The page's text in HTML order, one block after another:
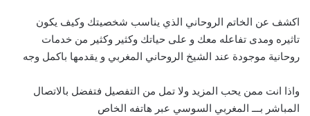
اكشف عن الخاتم الروحاني الذي يناسب شخصيتك وكيف يكون
تاثيره ومدى تفاعله معك و على حياتك وكثير وكثير من خدمات
روحانية موجودة عند الشيخ الروحاني المغربي و يقدمها باكمل وجه
واذا انت ممن يحب المزيد ولا تمل من التفصيل فتفضل بالاتصال
المباشر بـــ المغربي السوسي عبر هاتفه الخاص